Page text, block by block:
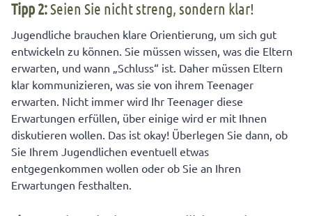
Tipp 2:Seien Sie nicht streng, sondern klar!
Jugendliche brauchen klare Orientierung, um sich gut
entwickeln zu können. Sie müssen wissen, was die Eltern
erwarten, und wann „Schluss“ ist. Daher müssen Eltern
klar kommunizieren, was sie von ihrem Teenager
erwarten. Nicht immer wird Ihr Teenager diese
Erwartungen erfüllen, über einige wird er mit Ihnen
diskutieren wollen. Das ist okay! Überlegen Sie dann, ob
Sie Ihrem Jugendlichen eventuell etwas
entgegenkommen wollen oder ob Sie an Ihren
Erwartungen festhalten.